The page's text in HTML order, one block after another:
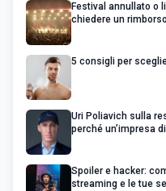
Festival annullato o
chiedere un rimborso
5 consigli per
Uri Poliavich sulla
perché un’impresa
Spoiler e hacker:
streaming e le tue